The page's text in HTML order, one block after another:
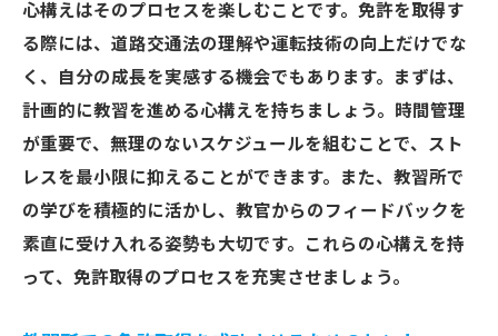
心構えはそのプロセスを楽しむことです。免許を取得す
る際には、道路交通法の理解や運転技術の向上だけでな
く、自分の成長を実感する機会でもあります。まずは、
計画的に教習を進める心構えを持ちましょう。時間管理
が重要で、無理のないスケジュールを組むことで、スト
レスを最小限に抑えることができます。また、教習所で
の学びを積極的に活かし、教官からのフィードバックを
素直に受け入れる姿勢も大切です。これらの心構えを持
って、免許取得のプロセスを充実させましょう。